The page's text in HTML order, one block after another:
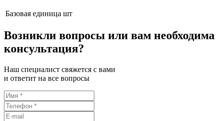
Базовая единица шт
Возникли вопросы или вам необходима
консультация?
Наш специалист свяжется с вами
и ответит на все вопросы